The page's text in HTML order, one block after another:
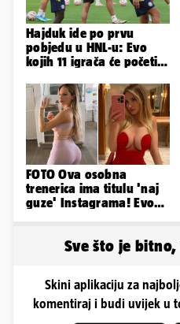
Hajduk ide po prvu
pobjedu u HNL-u: Evo
kojih 11 igrača će početi
FOTO Ova osobna
trenerica ima titulu 'naj
guze' Instagrama! Evo
Sve što je
Skini aplikaciju za
komentiraj i budi uvijek u